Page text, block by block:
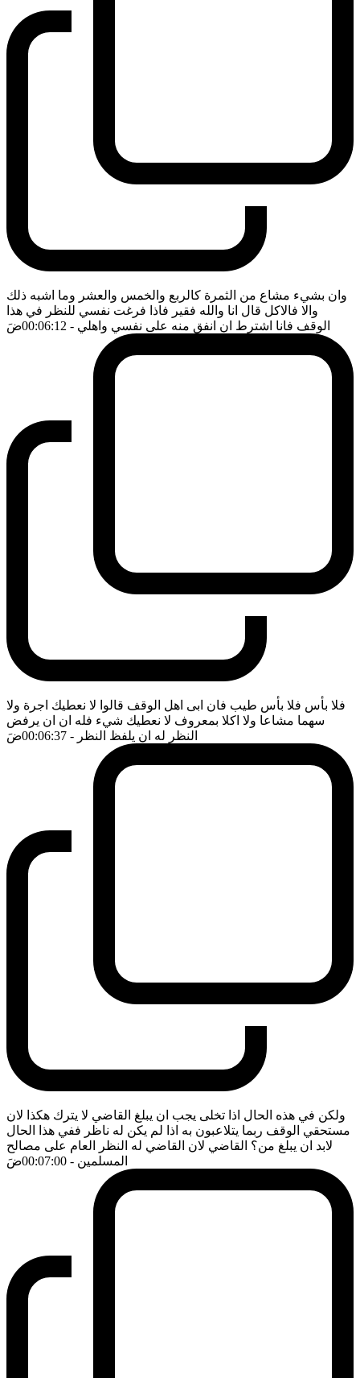
وان بشيء مشاع من الثمرة كالربع والخمس والعشر وما اشبه ذلك
والا فالاكل قال انا والله فقير فاذا فرغت نفسي للنظر في هذا
الوقف فانا اشترط ان انفق منه على نفسي واهلي - 00:06:12 ضَ
فلا بأس فلا بأس طيب فان ابى اهل الوقف قالوا لا نعطيك اجرة ولا
سهما مشاعا ولا اكلا بمعروف لا نعطيك شيء فله ان ان يرفض
النظر له ان يلفظ النظر - 00:06:37 ضَ
ولكن في هذه الحال اذا تخلى يجب ان يبلغ القاضي لا يترك هكذا لان
مستحقي الوقف ربما يتلاعبون به اذا لم يكن له ناظر ففي هذا الحال
لابد ان يبلغ من؟ القاضي لان القاضي له النظر العام على مصالح
المسلمين - 00:07:00 ضَ